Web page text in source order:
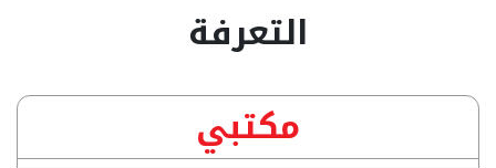
التعرفة
مكتبي